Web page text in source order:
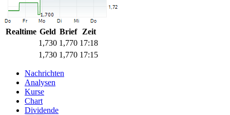
Realtime Geld Brief
Zeit
1,730 1,770 17:18
1,730 1,770 17:15
Nachrichten
Analysen
Kurse
Chart
Dividende